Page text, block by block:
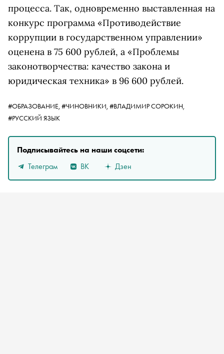
процесса. Так, одновременно выставленная на
конкурс программа «Противодействие
коррупции в государственном управлении»
оценена в 75 600 рублей, а «Проблемы
законотворчества: качество закона и
юридическая техника» в 96 600 рублей.
#ОБРАЗОВАНИЕ, #ЧИНОВНИКИ, #ВЛАДИМИР СОРОКИН,
#РУССКИЙ ЯЗЫК
Подписывайтесь на наши соцсети:
Телеграм
ВК Дзен